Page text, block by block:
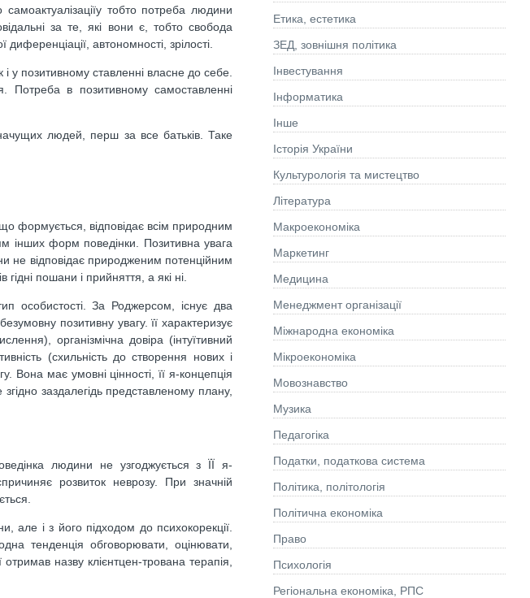
тобто потреба людини
за те, які вони є, тобто свобода
автономності, зрілості.
у позитивному ставленні власне до себе.
Потреба в позитивному самоставленні
людей, перш за все батьків. Таке
формується, відповідає всім природним
інших форм поведінки. Позитивна увага
відповідає природженим потенційним
пошани і прийняття, а які ні.
особистості. За Роджерсом, існує два
позитивну увагу. її характеризує
організмічна довіра (інтуїтивний
(схильність до створення нових і
Вона має умовні цінності, її я-концепція
заздалегідь представленому плану,
людини не узгоджується з ЇЇ я-
розвиток неврозу. При значній
але і з його підходом до психокорекції.
тенденція обговорювати, оцінювати,
назву клієнтцен-трована терапія,
Етика, естетика
ЗЕД, зовнішня політика
Інвестування
Інформатика
Інше
Історія України
Культурологія та мистецтво
Літературa
Макроекономіка
Маркетинг
Медицина
Менеджмент організації
Міжнародна економіка
Мікроекономіка
Мовознавство
Музика
Педагогіка
Податки, податкова система
Політика, політологія
Політична економіка
Право
Психологія
Регіональна економіка, РПС